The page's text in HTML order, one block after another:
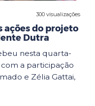
300 visualizações
ações do projeto
Dutra
nesta quarta-
a participação
e Zélia Gattai,